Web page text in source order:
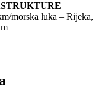
morska luka – Rijeka,